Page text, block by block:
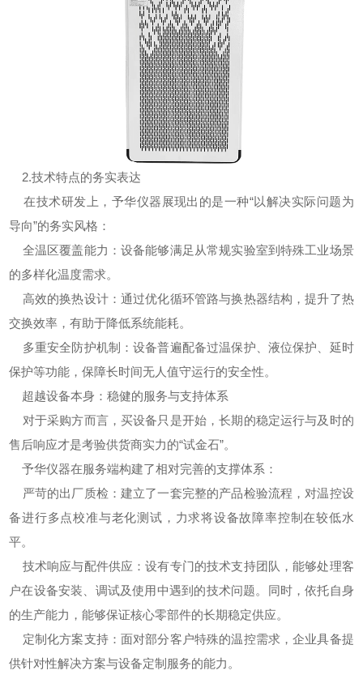
2.技术特点的务实表达
在技术研发上，予华仪器展现出的是一种“以解决实际问题为
导向”的务实风格：
全温区覆盖能力：设备能够满足从常规实验室到特殊工业场景
的多样化温度需求。
高效的换热设计：通过优化循环管路与换热器结构，提升了热
交换效率，有助于降低系统能耗。
多重安全防护机制：设备普遍配备过温保护、液位保护、延时
保护等功能，保障长时间无人值守运行的安全性。
超越设备本身：稳健的服务与支持体系
对于采购方而言，买设备只是开始，长期的稳定运行与及时的
售后响应才是考验供货商实力的“试金石”。
予华仪器在服务端构建了相对完善的支撑体系：
严苛的出厂质检：建立了一套完整的产品检验流程，对温控设
备进行多点校准与老化测试，力求将设备故障率控制在较低水
平。
技术响应与配件供应：设有专门的技术支持团队，能够处理客
户在设备安装、调试及使用中遇到的技术问题。同时，依托自身
的生产能力，能够保证核心零部件的长期稳定供应。
定制化方案支持：面对部分客户特殊的温控需求，企业具备提
供针对性解决方案与设备定制服务的能力。